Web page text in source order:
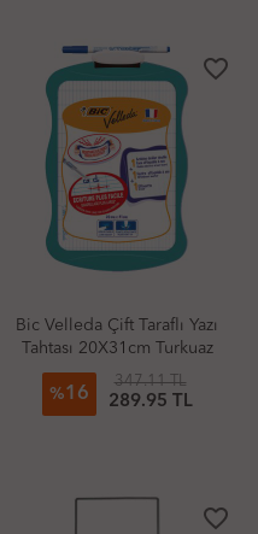
favorite_border
Bic Velleda Çift Taraflı Yazı
Tahtası 20X31cm Turkuaz
%16
347.11 TL
289.95 TL
favorite_border